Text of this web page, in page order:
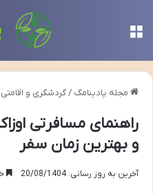
مجله پادینامگ /گردشگری و اقامتی
راهنمای مسافرتی
و بهترین زمان سفر
آخرین به روز رسانی: 20/08/1404